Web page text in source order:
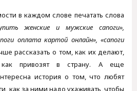
в каждом слове печатать слова
женские и мужские сапоги»,
оплата картой онлайн», «сапоги
рассказать о том, как их делают,
как привозят в страну. А еще
история о том, что любят
как за ними надо ухаживать, чтобы